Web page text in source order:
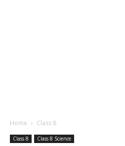
Home Class 8
Class 8 Class 8 Science